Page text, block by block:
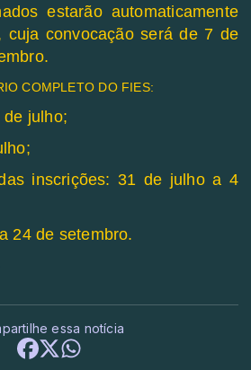
estarão automaticamente
cuja convocação será de 7 de
COMPLETO DO FIES:
de julho;
inscrições: 31 de julho a 4
24 de setembro.
essa notícia